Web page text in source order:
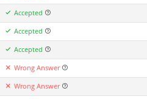
Accepted
Accepted
Accepted
Wrong Answer
Wrong Answer